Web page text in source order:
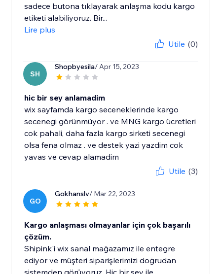
sadece butona tıklayarak anlaşma kodu kargo
etiketi alabiliyoruz. Bir...
Lire plus
Utile (0)
SH
Shopbyesila/ Apr 15, 2023
hic bir sey anlamadim
wix sayfamda kargo seceneklerinde kargo
secenegi görünmüyor . ve MNG kargo ücretleri
cok pahali, daha fazla kargo sirketi secenegi
olsa fena olmaz . ve destek yazi yazdim cok
yavas ve cevap alamadim
Utile (3)
GO
Gokhanslv/ Mar 22, 2023
Kargo anlaşması olmayanlar için çok başarılı
çözüm.
Shipink'i wix sanal mağazamız ile entegre
ediyor ve müşteri siparişlerimizi doğrudan